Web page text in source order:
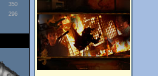
350
296